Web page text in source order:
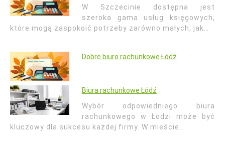
W Szczecinie dostępna jest
szeroka gama usług księgowych,
które mogą zaspokoić potrzeby zarówno małych, jak…
Dobre biuro rachunkowe Łódź
Biura rachunkowe Łódź
Wybór odpowiedniego biura
rachunkowego w Łodzi może być
kluczowy dla sukcesu każdej firmy. W mieście…